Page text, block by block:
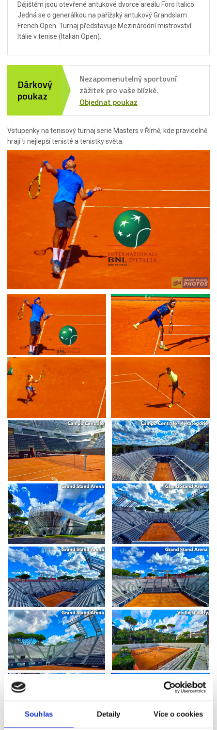
Souhlas Detaily Více o cookies
Vstupenky na tenisový turnaj serie Masters v Římě, kde pravidelně
hrají ti nejlepší tenisté a tenistky světa.
Dějištěm jsou otevřené antukové dvorce areálu Foro Italico.
Jedná se o generálkou na pařížský antukový Grandslam
French Open. Turnaj představuje Mezinárodní mistrovství
Itálie v tenise (Italian Open).
Dárkový
poukaz
Nezapomenutelný sportovní
zážitek pro vaše blízké.
Objednat poukaz